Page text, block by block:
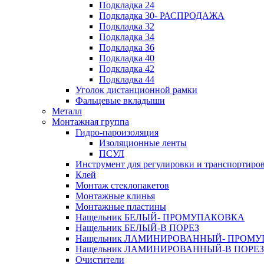
Подкладка 24
Подкладка 30- РАСПРОДАЖА
Подкладка 32
Подкладка 34
Подкладка 36
Подкладка 40
Подкладка 42
Подкладка 44
Уголок дистанционной рамки
Фальцевые вкладыши
Металл
Монтажная группа
Гидро-пароизоляция
Изоляционные ленты
ПСУЛ
Инструмент для регулировки и
Клей
Монтаж стеклопакетов
Монтажные клинья
Монтажные пластины
Нащельник БЕЛЫЙ- ПРОМУПАКОВКА
Нащельник БЕЛЫЙ-В ПОРЕЗ
Нащельник ЛАМИНИРОВАННЫЙ-
Нащельник ЛАМИНИРОВАННЫЙ-В ПОРЕЗ
Очистители